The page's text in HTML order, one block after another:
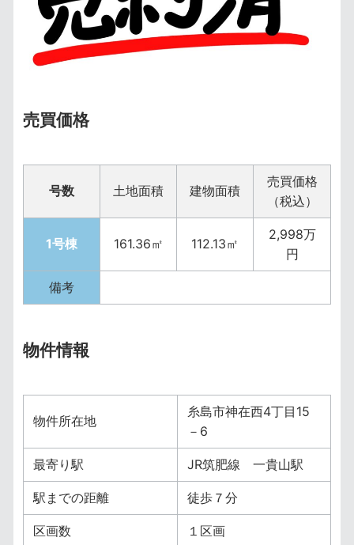
売買価格
号数 土地面積 建物面積
売買価格
（税込）
1号棟 161.36㎡ 112.13㎡
2,998万
円
備考
物件情報
物件所在地
糸島市神在西4丁目15
－6
最寄り駅 JR筑肥線 一貴山駅
駅までの距離 徒歩７分
区画数 １区画